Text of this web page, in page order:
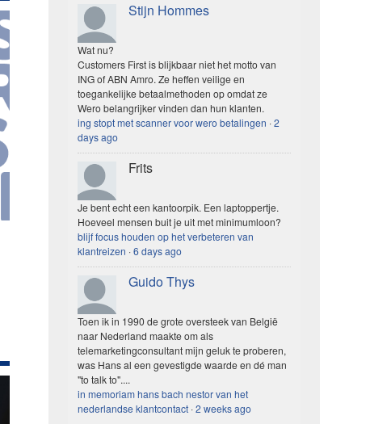
Stijn Hommes
Wat nu?
Customers First is blijkbaar niet het motto van
ING of ABN Amro. Ze heffen veilige en
toegankelijke betaalmethoden op omdat ze
Wero belangrijker vinden dan hun klanten.
ing stopt met scanner voor wero betalingen ·2
days ago
Frits
Je bent echt een kantoorpik. Een laptoppertje.
Hoeveel mensen buit je uit met minimumloon?
blijf focus houden op het verbeteren van
klantreizen ·6 days ago
Guido Thys
Toen ik in 1990 de grote oversteek van België
naar Nederland maakte om als
telemarketingconsultant mijn geluk te proberen,
was Hans al een gevestigde waarde en dé man
"to talk to"....
in memoriam hans bach nestor van het
nederlandse klantcontact ·2 weeks ago